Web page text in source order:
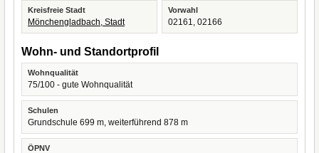
Kreisfreie Stadt
Mönchengladbach, Stadt
Vorwahl
02161, 02166
Wohn- und Standortprofil
Wohnqualität
75/100 - gute Wohnqualität
Schulen
Grundschule 699 m, weiterführend 878 m
ÖPNV